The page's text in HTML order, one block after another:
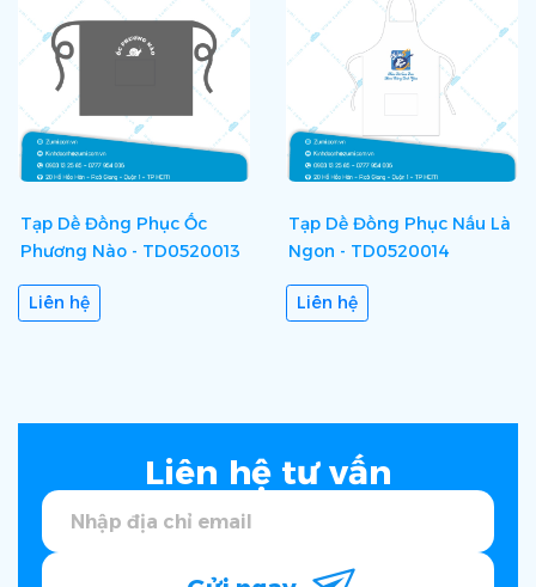
Tạp Dề Đồng Phục Ốc
Phương Nào - TD0520013
Liên hệ
Tạp Dề Đồng Phục Nấu Là
Ngon - TD0520014
Liên hệ
Liên hệ tư vấn